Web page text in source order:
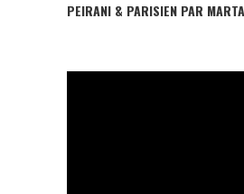
PEIRANI & PARISIEN PAR